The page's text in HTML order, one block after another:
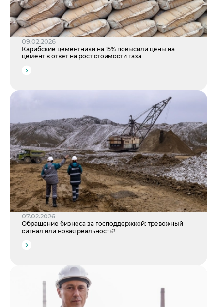
09.02.2026
Карибские цементники на 15% повысили цены на
цемент в ответ на рост стоимости газа
07.02.2026
Обращение бизнеса за господдержкой: тревожный
сигнал или новая реальность?